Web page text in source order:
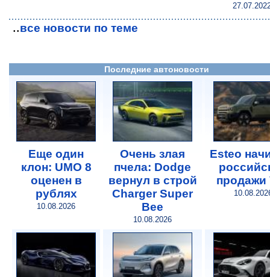
..все новости по теме
Последние автоновости
Еще один
клон: UMO 8
оценен в
рублях
10.08.2026
Очень злая
пчела: Dodge
вернул в строй
Charger Super
Bee
10.08.2026
Esteo
продажи